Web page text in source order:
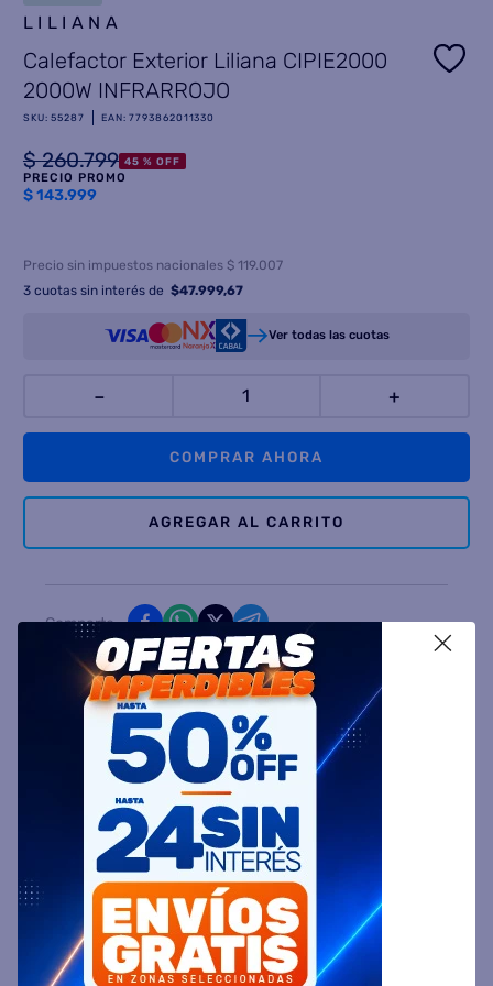
LILIANA
Calefactor Exterior Liliana CIPIE2000
2000W INFRARROJO
SKU:55287 EAN:7793862011330
$ 260.799 45 % OFF
PRECIO PROMO
$143.999
Precio sin impuestos nacionales $ 119.007
3cuotas sin interés de $47.999,67
Ver todas las cuotas
＋
－
COMPRAR AHORA
AGREGAR AL CARRITO
Comparte
Ingresa tu Código Postal y Calcula tu Entrega
DESCRIPCIÓN
ESPECIFICACIÓN TÉCNICA
VALORACIONES
X
9